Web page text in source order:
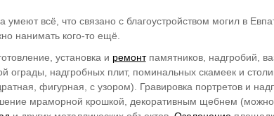
умеют всё, что связано с благоустройством могил в
нанимать кого-то ещё.
установка и ремонтпамятников, надгробий,
ограды, надгробных плит, поминальных скамеек и
фигурная, с узором). Гравировка портретов и
мраморной крошкой, декоративным щебнем (можно